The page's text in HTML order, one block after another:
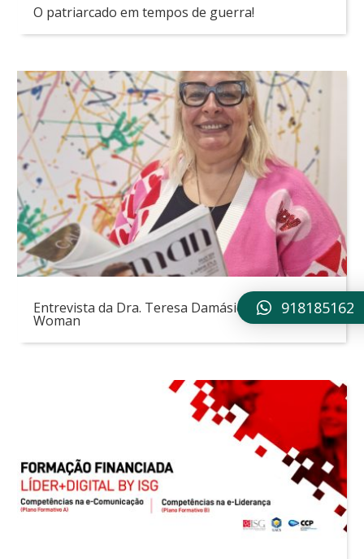
O patriarcado em tempos de guerra!
Entrevista da Dra. Teresa Damásio à LUX
Woman
918185162